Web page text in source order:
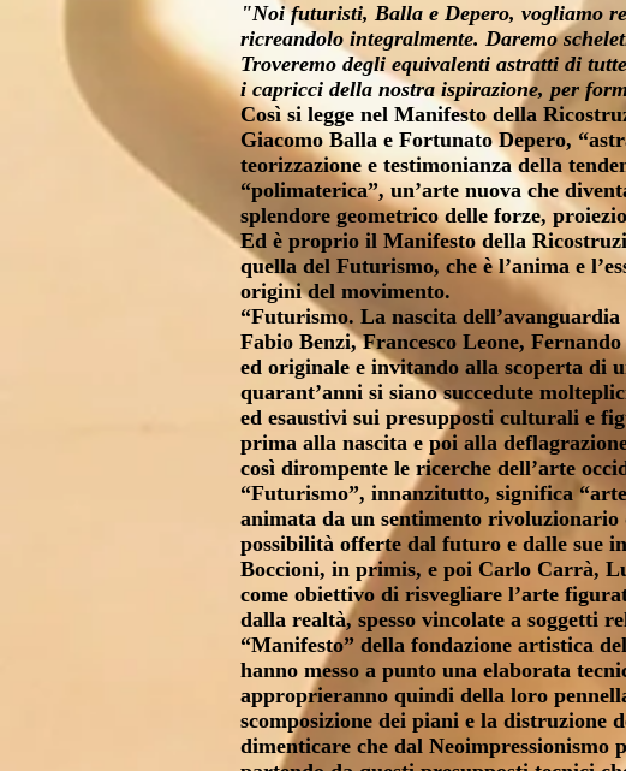
"Noi futuristi, Balla e Depero, vogliamo
ricreandolo integralmente. Daremo
Troveremo degli equivalenti astratti di
i capricci della nostra ispirazione, per
Così si legge nel Manifesto della
Giacomo Balla e Fortunato Depero,
teorizzazione e testimonianza della
“polimaterica”, un’arte nuova che
splendore geometrico delle forze,
Ed è proprio il Manifesto della
quella del Futurismo, che è l’anima e
origini del movimento.
“Futurismo. La nascita
Fabio Benzi, Francesco Leone,
ed originale e invitando alla scoperta di
quarant’anni si siano succedute
ed esaustivi sui presupposti culturali e
prima alla nascita e poi alla
così dirompente le ricerche dell’arte
“Futurismo”, innanzitutto, significa
animata da un sentimento
possibilità offerte dal futuro e dalle sue
Boccioni, in primis, e poi Carlo Carrà,
come obiettivo di risvegliare l’arte
dalla realtà, spesso vincolate a soggetti
“Manifesto” della fondazione artistica
hanno messo a punto una elaborata
approprieranno quindi della loro
scomposizione dei piani e la distruzione
dimenticare che dal